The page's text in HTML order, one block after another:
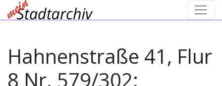
Hahnenstraße 41, Flur
8 Nr. 579/302;